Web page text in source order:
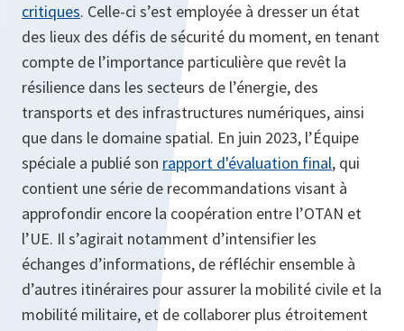
critiques. Celle-ci s’est employée à dresser un état
des lieux des défis de sécurité du moment, en tenant
compte de l’importance particulière que revêt la
résilience dans les secteurs de l’énergie, des
transports et des infrastructures numériques, ainsi
que dans le domaine spatial. En juin 2023, l’Équipe
spéciale a publié son rapport d'évaluation final, qui
contient une série de recommandations visant à
approfondir encore la coopération entre l’OTAN et
l’UE. Il s’agirait notamment d’intensifier les
échanges d’informations, de réfléchir ensemble à
d’autres itinéraires pour assurer la mobilité civile et la
mobilité militaire, et de collaborer plus étroitement